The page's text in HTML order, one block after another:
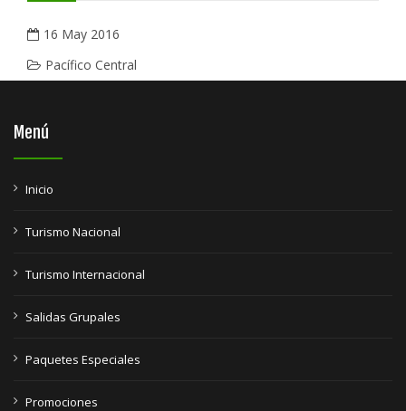
16 May 2016
Pacífico Central
Menú
Inicio
Turismo Nacional
Turismo Internacional
Salidas Grupales
Paquetes Especiales
Promociones